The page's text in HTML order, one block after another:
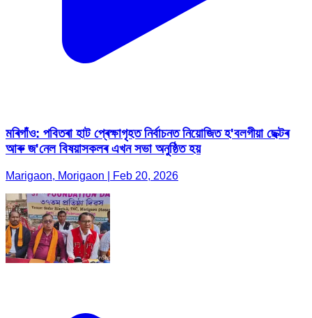
মৰিগাঁও: পবিতৰা হাট প্ৰেক্ষাগৃহত নিৰ্বাচনত নিয়োজিত হ'বলগীয়া ছেক্টৰ
আৰু জ'নেল বিষয়াসকলৰ এখন সভা অনুষ্ঠিত হয়
Marigaon, Morigaon | Feb 20, 2026